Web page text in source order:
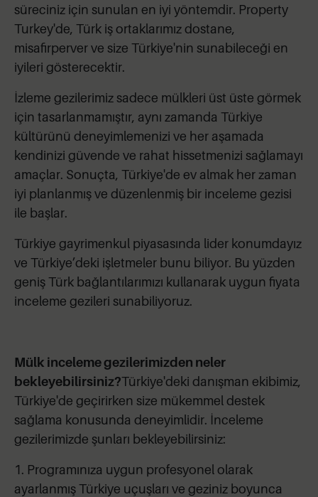
süreciniz için sunulan en iyi yöntemdir. Property
Turkey'de, Türk iş ortaklarımız dostane,
misafirperver ve size Türkiye'nin sunabileceği en
iyileri gösterecektir.
İzleme gezilerimiz sadece mülkleri üst üste görmek
için tasarlanmamıştır, aynı zamanda Türkiye
kültürünü deneyimlemenizi ve her aşamada
kendinizi güvende ve rahat hissetmenizi sağlamayı
amaçlar. Sonuçta, Türkiye'de ev almak her zaman
iyi planlanmış ve düzenlenmiş bir inceleme gezisi
ile başlar.
Türkiye gayrimenkul piyasasında lider konumdayız
ve Türkiye’deki işletmeler bunu biliyor. Bu yüzden
geniş Türk bağlantılarımızı kullanarak uygun fiyata
inceleme gezileri sunabiliyoruz.
Mülk inceleme gezilerimizden neler
bekleyebilirsiniz?Türkiye'deki danışman ekibimiz,
Türkiye'de geçirirken size mükemmel destek
sağlama konusunda deneyimlidir. İnceleme
gezilerimizde şunları bekleyebilirsiniz:
1. Programınıza uygun profesyonel olarak
ayarlanmış Türkiye uçuşları ve geziniz boyunca